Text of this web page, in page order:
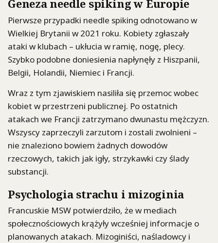
Geneza needle spiking w Europie
Pierwsze przypadki needle spiking odnotowano w
Wielkiej Brytanii w 2021 roku. Kobiety zgłaszały
ataki w klubach – ukłucia w ramię, nogę, plecy.
Szybko podobne doniesienia napłynęły z Hiszpanii,
Belgii, Holandii, Niemiec i Francji.
Wraz z tym zjawiskiem nasiliła się przemoc wobec
kobiet w przestrzeni publicznej. Po ostatnich
atakach we Francji zatrzymano dwunastu mężczyzn.
Wszyscy zaprzeczyli zarzutom i zostali zwolnieni –
nie znaleziono bowiem żadnych dowodów
rzeczowych, takich jak igły, strzykawki czy ślady
substancji.
Psychologia strachu i mizoginia
Francuskie MSW potwierdziło, że w mediach
społecznościowych krążyły wcześniej informacje o
planowanych atakach. Mizoginiści, naśladowcy i